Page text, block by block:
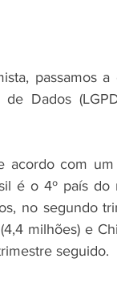
passamos
Dados
acordo com
é o 4º país
no segundo
milhões) e
seguido.